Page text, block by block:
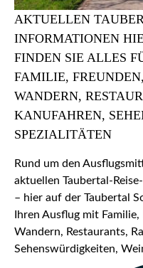
AKTUELLEN
INFORMATIONEN
FINDEN SIE ALLES
FAMILIE,
WANDERN,
KANUFAHREN,
SPEZIALITÄTEN
Rund um den
aktuellen Taubertal-
– hier auf der Taubertal
Ihren Ausflug mit
Wandern, Restaurants,
Sehenswürdigkeiten,